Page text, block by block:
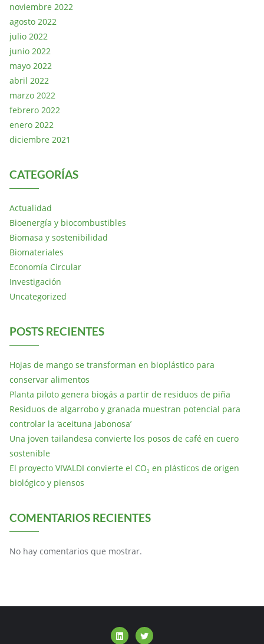
noviembre 2022
agosto 2022
julio 2022
junio 2022
mayo 2022
abril 2022
marzo 2022
febrero 2022
enero 2022
diciembre 2021
CATEGORÍAS
Actualidad
Bioenergía y biocombustibles
Biomasa y sostenibilidad
Biomateriales
Economía Circular
Investigación
Uncategorized
POSTS RECIENTES
Hojas de mango se transforman en bioplástico para
conservar alimentos
Planta piloto genera biogás a partir de residuos de piña
Residuos de algarrobo y granada muestran potencial para
controlar la ‘aceituna jabonosa’
Una joven tailandesa convierte los posos de café en cuero
sostenible
El proyecto VIVALDI convierte el CO₂ en plásticos de origen
biológico y piensos
COMENTARIOS RECIENTES
No hay comentarios que mostrar.